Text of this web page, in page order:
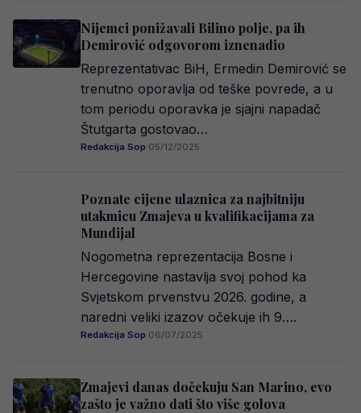
Nijemci ponižavali Bilino polje, pa ih
Demirović odgovorom iznenadio
Reprezentativac BiH, Ermedin Demirović se
trenutno oporavlja od teške povrede, a u
tom periodu oporavka je sjajni napadač
Štutgarta gostovao…
Redakcija Sop·05/12/2025
Poznate cijene ulaznica za najbitniju
utakmicu Zmajeva u kvalifikacijama za
Mundijal
Nogometna reprezentacija Bosne i
Hercegovine nastavlja svoj pohod ka
Svjetskom prvenstvu 2026. godine, a
naredni veliki izazov očekuje ih 9….
Redakcija Sop·06/07/2025
Zmajevi danas dočekuju San Marino, evo
zašto je važno dati što više golova